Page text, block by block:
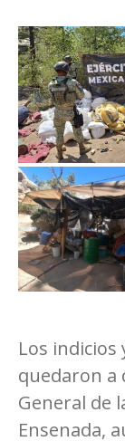
Los
quedaron a
General de
Ensenada,